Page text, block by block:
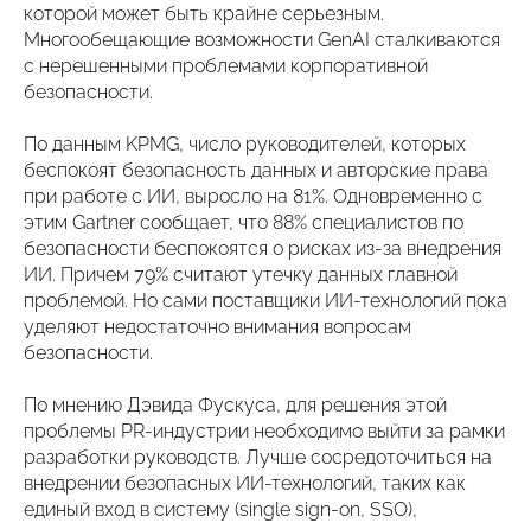
которой может быть крайне серьезным.
Многообещающие возможности GenAI сталкиваются
с нерешенными проблемами корпоративной
безопасности.
По данным KPMG, число руководителей, которых
беспокоят безопасность данных и авторские права
при работе с ИИ, выросло на 81%. Одновременно с
этим Gartner сообщает, что 88% специалистов по
безопасности беспокоятся о рисках из-за внедрения
ИИ. Причем 79% считают утечку данных главной
проблемой. Но сами поставщики ИИ-технологий пока
уделяют недостаточно внимания вопросам
безопасности.
По мнению Дэвида Фускуса, для решения этой
проблемы PR-индустрии необходимо выйти за рамки
разработки руководств. Лучше сосредоточиться на
внедрении безопасных ИИ-технологий, таких как
единый вход в систему (single sign-on, SSO),